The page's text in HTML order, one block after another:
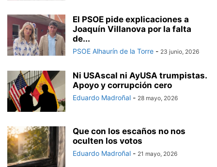
El PSOE pide explicaciones a
Joaquín Villanova por la falta
de...
PSOE Alhaurín de la Torre - 23 junio, 2026
Ni USAscal ni AyUSA trumpistas.
Apoyo y corrupción cero
Eduardo Madroñal - 28 mayo, 2026
Que con los escaños no nos
oculten los votos
Eduardo Madroñal - 21 mayo, 2026